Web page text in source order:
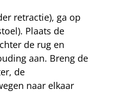
retractie), ga op
Plaats de
de rug en
aan. Breng de
de
naar elkaar